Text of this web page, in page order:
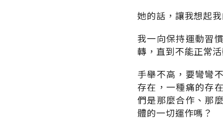
她的話，讓我想起
我一向保持運動習
轉，直到不能正常
手舉不高，要彎彎
存在，一種痛的存
們是那麼合作、那
體的一切運作嗎？